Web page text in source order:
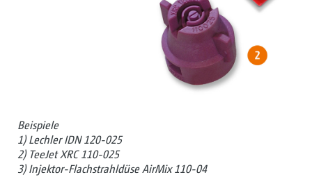
Beispiele
1) Lechler IDN 120-025
2) TeeJet XRC 110-025
3) Injektor-Flachstrahldüse AirMix 110-04